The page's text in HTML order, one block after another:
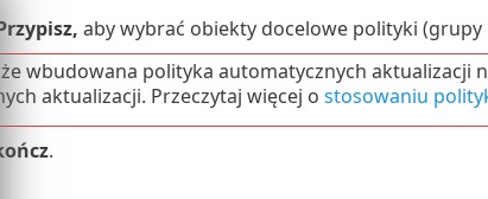
aby wybrać obiekty docelowe polityki
że wbudowana polityka automatycznych
aktualizacji. Przeczytaj więcej o stosowaniu
.